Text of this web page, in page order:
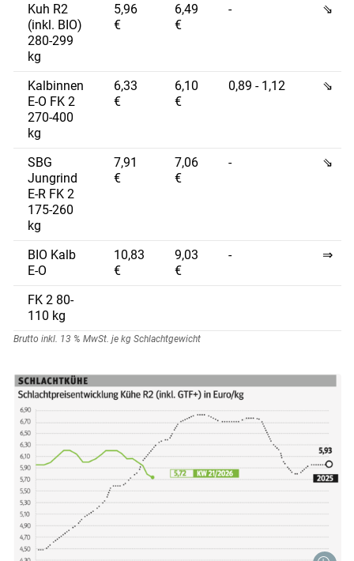
Skip to main content
Kuh R2
(inkl. BIO)
280-299
kg
5,96
€
6,49
€
- ⇘
Kalbinnen
E-O FK 2
270-400
kg
6,33
€
6,10
€
0,89 - 1,12 ⇘
SBG
Jungrind
E-R FK 2
175-260
kg
7,91
€
7,06
€
- ⇘
BIO Kalb
E-O
10,83
€
9,03
€
- ⇒
FK 2 80-
110 kg
Brutto inkl. 13 % MwSt. je kg Schlachtgewicht